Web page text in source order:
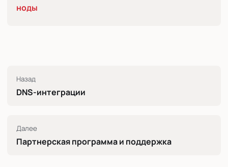
ноды
Назад
DNS-интеграции
Далее
Партнерская программа и поддержка